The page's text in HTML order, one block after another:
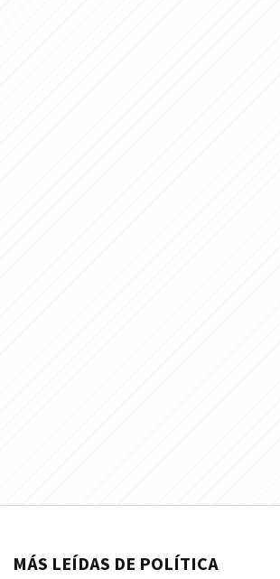
MÁS LEÍDAS DE POLÍTICA